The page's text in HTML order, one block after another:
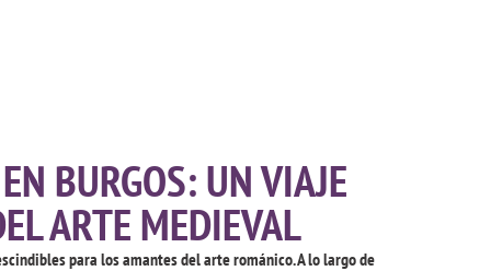
BURGOS: UN VIAJE
ARTE MEDIEVAL
para los amantes del arte románico. A lo largo de